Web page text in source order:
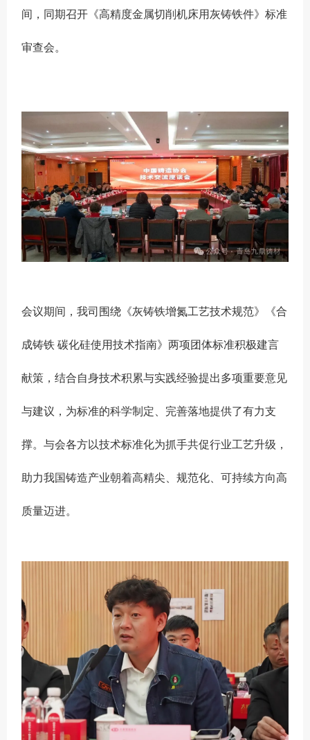
间，同期召开《高精度金属切削机床用灰铸铁件》标准
审查会。
会议期间，我司围绕《灰铸铁增氮工艺技术规范》《合
成铸铁 碳化硅使用技术指南》两项团体标准积极建言
献策，结合自身技术积累与实践经验提出多项重要意见
与建议，为标准的科学制定、完善落地提供了有力支
撑。与会各方以技术标准化为抓手共促行业工艺升级，
助力我国铸造产业朝着高精尖、规范化、可持续方向高
质量迈进。